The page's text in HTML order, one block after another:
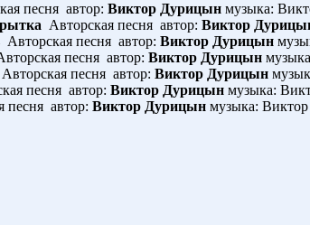
песня автор: Виктор Дурицын музыка:
Авторская песня автор: Виктор
Авторская песня автор: Виктор Дурицын
песня автор: Виктор Дурицын
Авторская песня автор: Виктор Дурицын
песня автор: Виктор Дурицын музыка:
песня автор: Виктор Дурицын музыка: